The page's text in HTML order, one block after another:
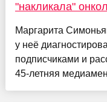
"накликала"
Маргарита
у неё
подписчиками и
45-летняя